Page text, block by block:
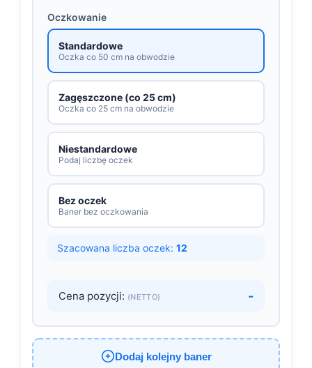
Oczkowanie
Standardowe
Oczka co 50 cm na obwodzie
Zagęszczone (co 25 cm)
Oczka co 25 cm na obwodzie
Niestandardowe
Podaj liczbę oczek
Bez oczek
Baner bez oczkowania
Szacowana liczba oczek: 12
Cena pozycji: (NETTO) -
Dodaj kolejny baner